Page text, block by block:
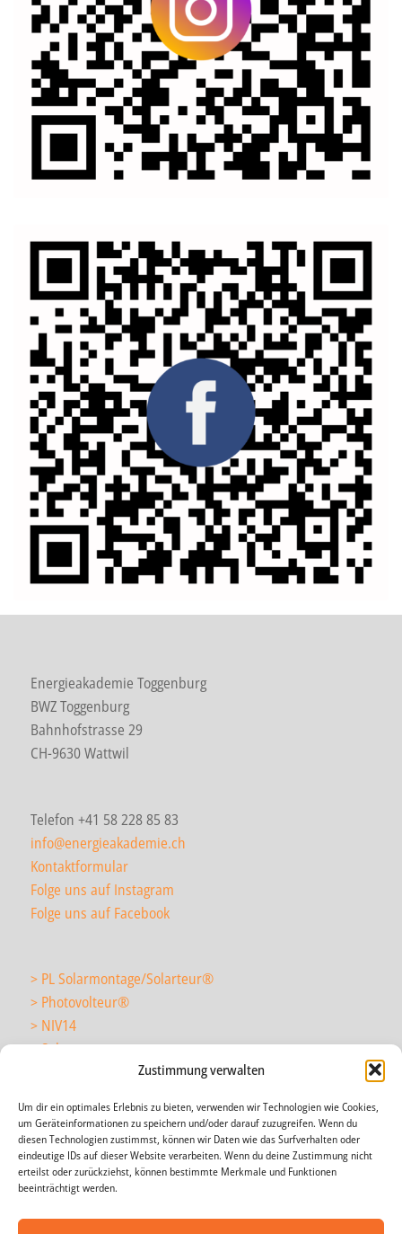
Zustimmung verwalten
Um dir ein optimales Erlebnis zu bieten, verwenden wir Technologien wie Cookies,
um Geräteinformationen zu speichern und/oder darauf zuzugreifen. Wenn du
diesen Technologien zustimmst, können wir Daten wie das Surfverhalten oder
eindeutige IDs auf dieser Website verarbeiten. Wenn du deine Zustimmung nicht
erteilst oder zurückziehst, können bestimmte Merkmale und Funktionen
beeinträchtigt werden.
Energieakademie Toggenburg
BWZ Toggenburg
Bahnhofstrasse 29
CH-9630 Wattwil
Telefon +41 58 228 85 83
info@energieakademie.ch
Kontaktformular
Folge uns auf Instagram
Folge uns auf Facebook
> PL Solarmontage/Solarteur®
> Photovolteur®
> NIV14
> Solarmonteur
> wir über uns
> News
> Agenda
> Impressum